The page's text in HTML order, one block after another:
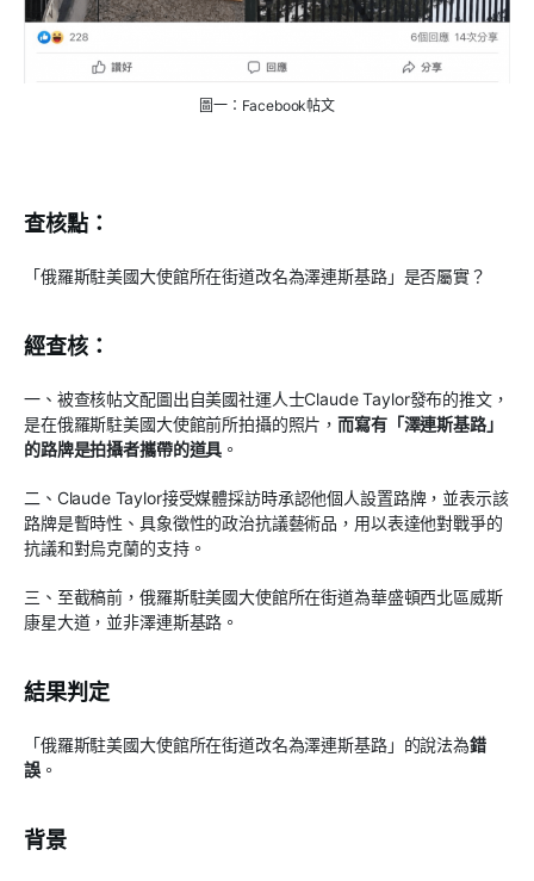
圖一：Facebook帖文
查核點：
「俄羅斯駐美國大使館所在街道改名為澤連斯基路」是否屬實？
經查核：
一、被查核帖文配圖出自美國社運人士Claude Taylor發布的推文，
是在俄羅斯駐美國大使館前所拍攝的照片，而寫有「澤連斯基路」
的路牌是拍攝者攜帶的道具 。
二、Claude Taylor接受媒體採訪時承認他個人設置路牌，並表示該
路牌是暫時性、具象徵性的政治抗議藝術品，用以表達他對戰爭的
抗議和對烏克蘭的支持。
三、至截稿前，俄羅斯駐美國大使館所在街道為華盛頓西北區威斯
康星大道，並非澤連斯基路。
結果判定
「俄羅斯駐美國大使館所在街道改名為澤連斯基路」的說法為錯
誤。
背景